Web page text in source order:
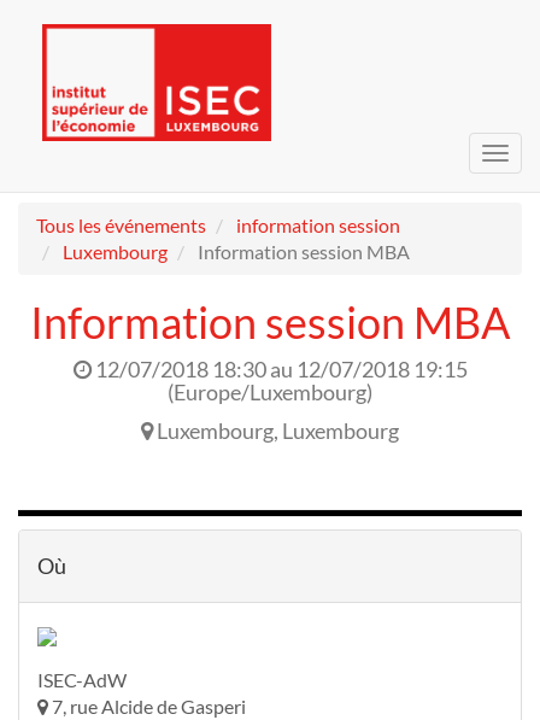
Tous les événements
information session
Luxembourg
Information session MBA
Information session MBA
12/07/2018 18:30au 12/07/2018 19:15
(Europe/Luxembourg)
Luxembourg, Luxembourg
Où
ISEC-AdW
7, rue Alcide de Gasperi